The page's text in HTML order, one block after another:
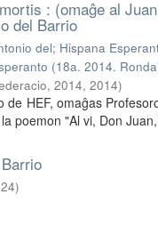
: (omaĝe al
del Barrio
del; Hispana
(18a. 2014.
2014, 2014)
HEF, omaĝas
poemon "Al vi, Don
)